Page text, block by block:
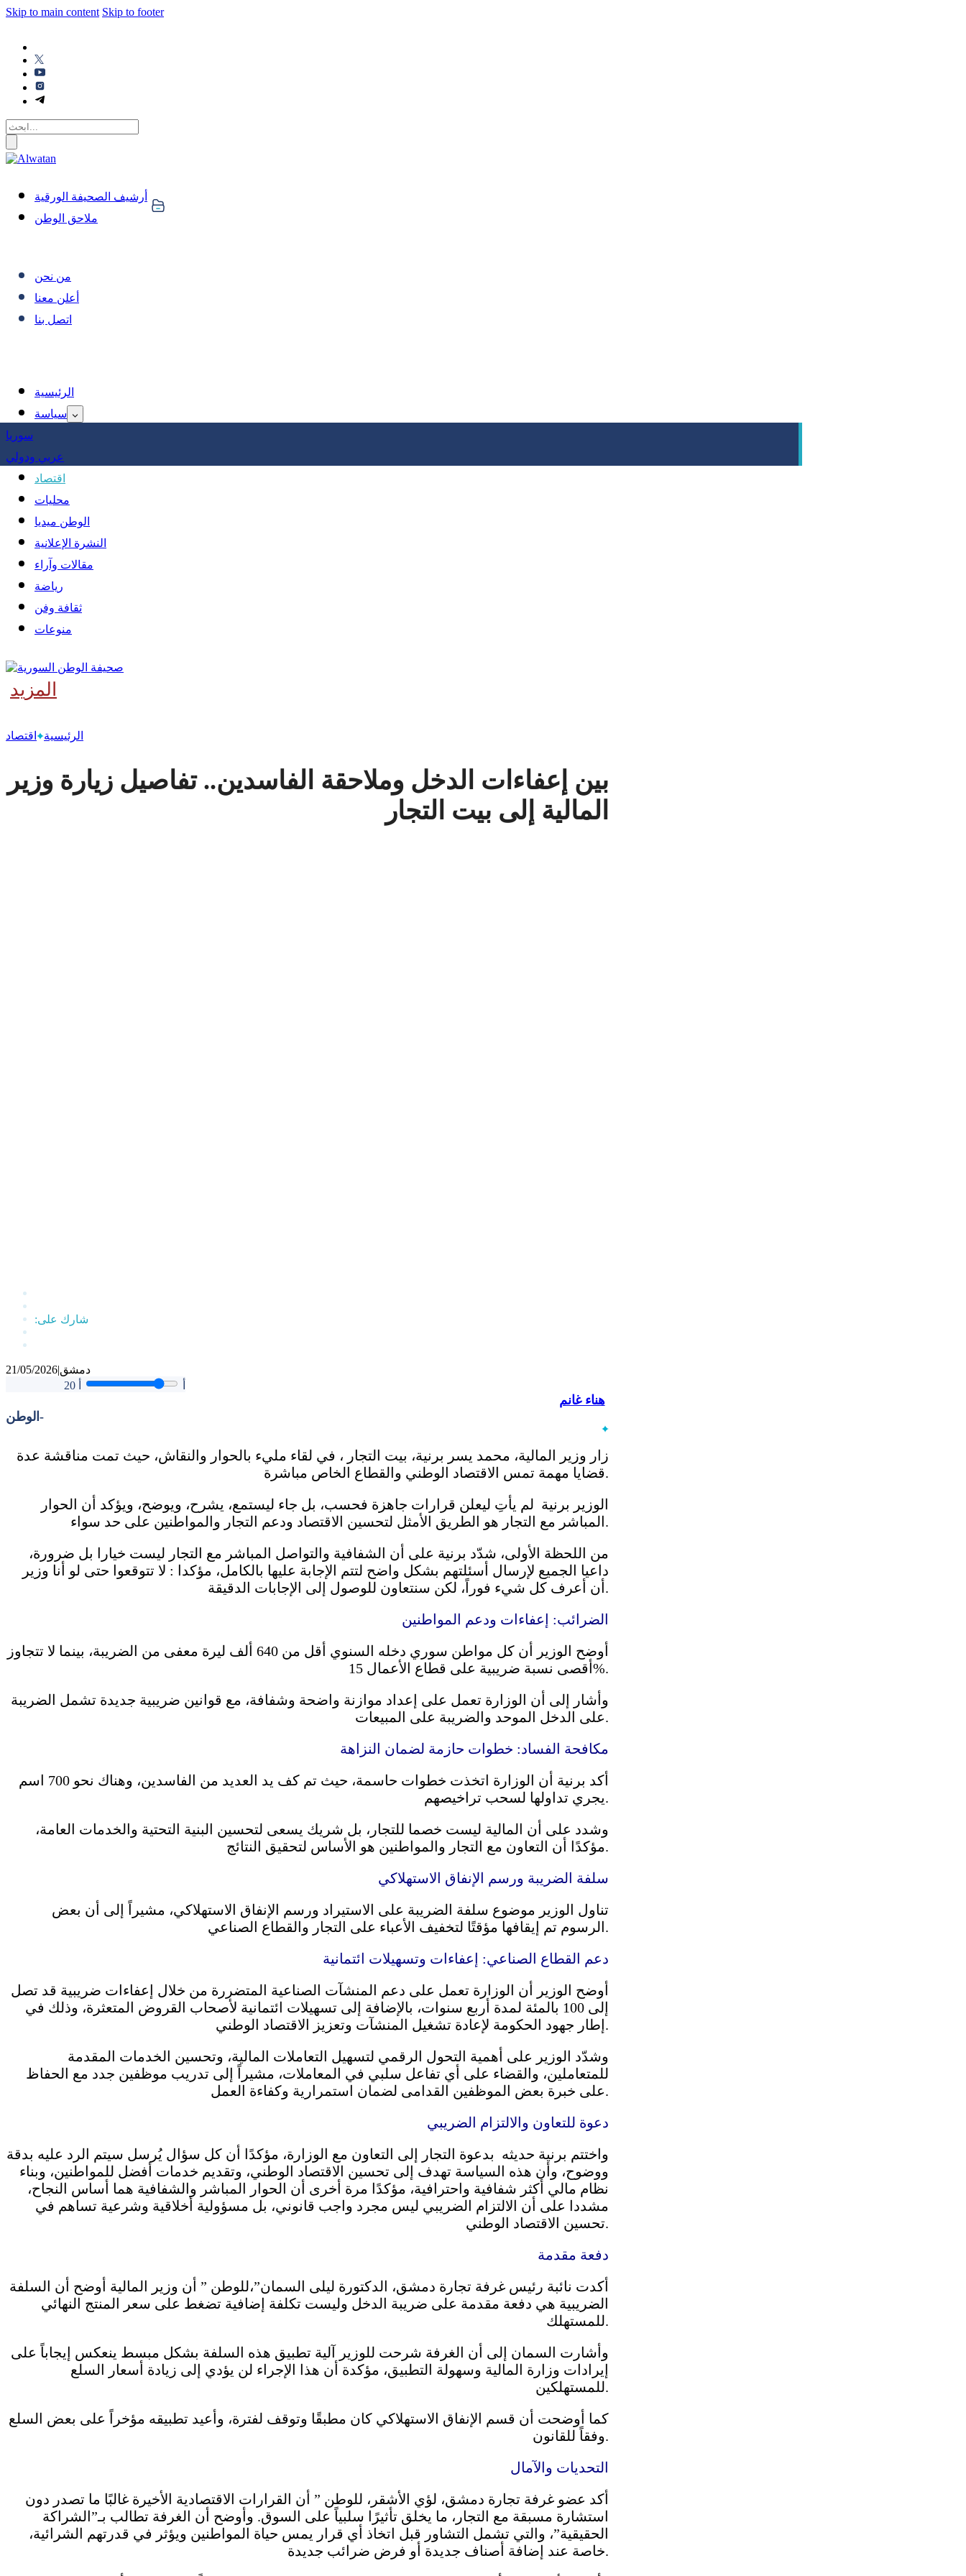
Skip to main content Skip to footer
أرشيف الصحيفة الورقية
ملاحق الوطن
من نحن
أعلن معنا
اتصل بنا
الرئيسية
سياسة
سوريا
عربي ودولي
اقتصاد
محليات
الوطن ميديا
النشرة الإعلانية
مقالات وآراء
رياضة
ثقافة وفن
منوعات
المزيد
الأخبار:‬
الرئيسية اقتصاد
بين إعفاءات الدخل وملاحقة الفاسدين.. تفاصيل زيارة وزير
المالية إلى بيت التجار
21/05/2026|دمشق
20
هناء غانم
الوطن-
زار وزير المالية، محمد يسر برنية، بيت التجار ، في لقاء مليء بالحوار والنقاش، حيث تمت مناقشة عدة
قضايا مهمة تمس الاقتصاد الوطني والقطاع الخاص مباشرة.
الوزير برنية لم يأتِ ليعلن قرارات جاهزة فحسب، بل جاء ليستمع، يشرح، ويوضح، ويؤكد أن الحوار
المباشر مع التجار هو الطريق الأمثل لتحسين الاقتصاد ودعم التجار والمواطنين على حد سواء.
من اللحظة الأولى، شدّد برنية على أن الشفافية والتواصل المباشر مع التجار ليست خيارا بل ضرورة،
داعيا الجميع لإرسال أسئلتهم بشكل واضح لتتم الإجابة عليها بالكامل، مؤكدا : لا تتوقعوا حتى لو أنا وزير
أن أعرف كل شيء فوراً، لكن سنتعاون للوصول إلى الإجابات الدقيقة.
الضرائب: إعفاءات ودعم المواطنين
أوضح الوزير أن كل مواطن سوري دخله السنوي أقل من 640 ألف ليرة معفى من الضريبة، بينما لا تتجاوز
أقصى نسبة ضريبية على قطاع الأعمال 15%.
وأشار إلى أن الوزارة تعمل على إعداد موازنة واضحة وشفافة، مع قوانين ضريبية جديدة تشمل الضريبة
على الدخل الموحد والضريبة على المبيعات.
مكافحة الفساد: خطوات حازمة لضمان النزاهة
أكد برنية أن الوزارة اتخذت خطوات حاسمة، حيث تم كف يد العديد من الفاسدين، وهناك نحو 700 اسم
يجري تداولها لسحب تراخيصهم.
وشدد على أن المالية ليست خصما للتجار، بل شريك يسعى لتحسين البنية التحتية والخدمات العامة،
مؤكدًا أن التعاون مع التجار والمواطنين هو الأساس لتحقيق النتائج.
سلفة الضريبة ورسم الإنفاق الاستهلاكي
تناول الوزير موضوع سلفة الضريبة على الاستيراد ورسم الإنفاق الاستهلاكي، مشيراً إلى أن بعض
الرسوم تم إيقافها مؤقتًا لتخفيف الأعباء على التجار والقطاع الصناعي.
دعم القطاع الصناعي: إعفاءات وتسهيلات ائتمانية
أوضح الوزير أن الوزارة تعمل على دعم المنشآت الصناعية المتضررة من خلال إعفاءات ضريبية قد تصل
إلى 100 بالمئة لمدة أربع سنوات، بالإضافة إلى تسهيلات ائتمانية لأصحاب القروض المتعثرة، وذلك في
إطار جهود الحكومة لإعادة تشغيل المنشآت وتعزيز الاقتصاد الوطني.
وشدّد الوزير على أهمية التحول الرقمي لتسهيل التعاملات المالية، وتحسين الخدمات المقدمة
للمتعاملين، والقضاء على أي تفاعل سلبي في المعاملات، مشيراً إلى تدريب موظفين جدد مع الحفاظ
على خبرة بعض الموظفين القدامى لضمان استمرارية وكفاءة العمل.
دعوة للتعاون والالتزام الضريبي
واختتم برنية حديثه بدعوة التجار إلى التعاون مع الوزارة، مؤكدًا أن كل سؤال يُرسل سيتم الرد عليه بدقة
ووضوح، وأن هذه السياسة تهدف إلى تحسين الاقتصاد الوطني، وتقديم خدمات أفضل للمواطنين، وبناء
نظام مالي أكثر شفافية واحترافية، مؤكدًا مرة أخرى أن الحوار المباشر والشفافية هما أساس النجاح،
مشددا على أن الالتزام الضريبي ليس مجرد واجب قانوني، بل مسؤولية أخلاقية وشرعية تساهم في
تحسين الاقتصاد الوطني.
دفعة مقدمة
أكدت نائبة رئيس غرفة تجارة دمشق، الدكتورة ليلى السمان”،للوطن ” أن وزير المالية أوضح أن السلفة
الضريبية هي دفعة مقدمة على ضريبة الدخل وليست تكلفة إضافية تضغط على سعر المنتج النهائي
للمستهلك.
وأشارت السمان إلى أن الغرفة شرحت للوزير آلية تطبيق هذه السلفة بشكل مبسط ينعكس إيجاباً على
إيرادات وزارة المالية وسهولة التطبيق، مؤكدة أن هذا الإجراء لن يؤدي إلى زيادة أسعار السلع
للمستهلكين.
كما أوضحت أن قسم الإنفاق الاستهلاكي كان مطبقًا وتوقف لفترة، وأعيد تطبيقه مؤخراً على بعض السلع
وفقاً للقانون.
التحديات والآمال
أكد عضو غرفة تجارة دمشق، لؤي الأشقر، للوطن ” أن القرارات الاقتصادية الأخيرة غالبًا ما تصدر دون
استشارة مسبقة مع التجار، ما يخلق تأثيرًا سلبياً على السوق. وأوضح أن الغرفة تطالب بـ”الشراكة
الحقيقية”، والتي تشمل التشاور قبل اتخاذ أي قرار يمس حياة المواطنين ويؤثر في قدرتهم الشرائية،
خاصة عند إضافة أصناف جديدة أو فرض ضرائب جديدة.